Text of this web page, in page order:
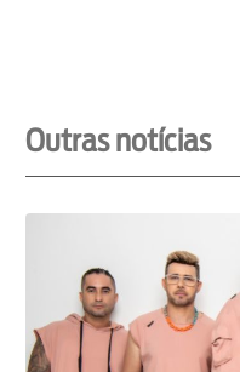
Outras notícias